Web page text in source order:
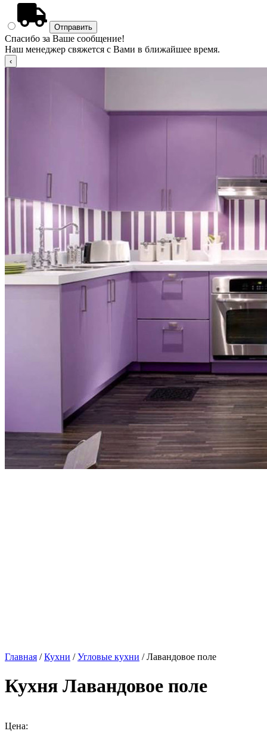
Спасибо за Ваше сообщение!
Наш менеджер свяжется с Вами в ближайшее время.
Главная /Кухни /Угловые кухни / Лавандовое поле
Кухня Лавандовое поле
Цена: